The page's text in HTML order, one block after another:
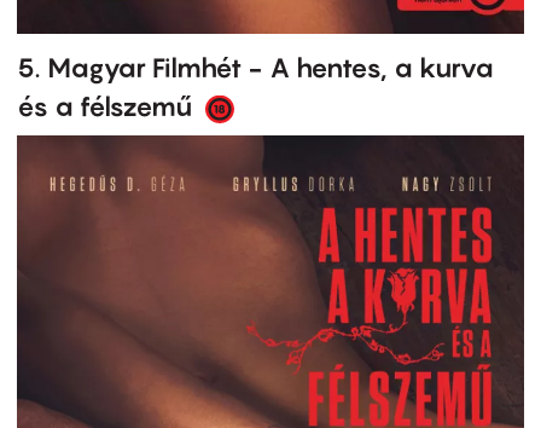
5. Magyar Filmhét - A hentes, a kurva
és a félszemű